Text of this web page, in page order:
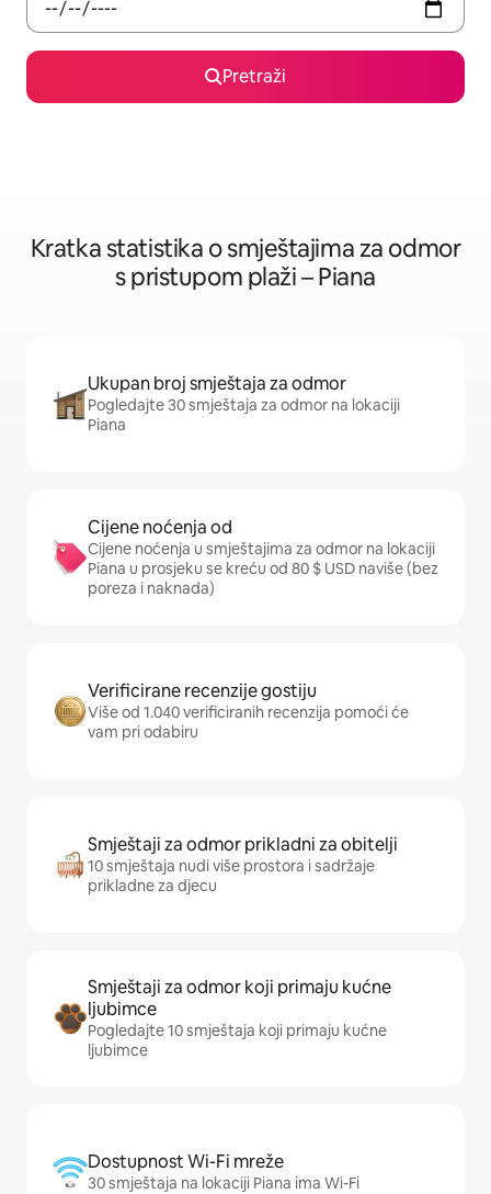
Pretraži
Kratka statistika o smještajima za odmor
s pristupom plaži – Piana
Ukupan broj smještaja za odmor
Pogledajte 30 smještaja za odmor na lokaciji
Piana
Cijene noćenja od
Cijene noćenja u smještajima za odmor na lokaciji
Piana u prosjeku se kreću od 80 $ USD naviše (bez
poreza i naknada)
Verificirane recenzije gostiju
Više od 1.040 verificiranih recenzija pomoći će
vam pri odabiru
Smještaji za odmor prikladni za obitelji
10 smještaja nudi više prostora i sadržaje
prikladne za djecu
Smještaji za odmor koji primaju kućne
ljubimce
Pogledajte 10 smještaja koji primaju kućne
ljubimce
Dostupnost Wi-Fi mreže
30 smještaja na lokaciji Piana ima Wi-Fi